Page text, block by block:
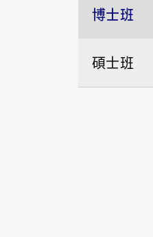
博士班
碩士班